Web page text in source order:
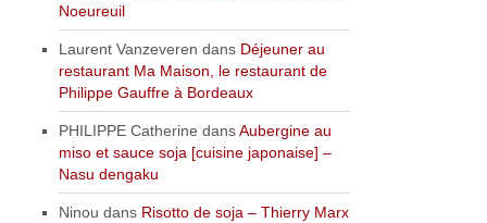
Noeureuil
Laurent Vanzeveren dans Déjeuner au
restaurant Ma Maison, le restaurant de
Philippe Gauffre à Bordeaux
PHILIPPE Catherine dansAubergine au
miso et sauce soja [cuisine japonaise] –
Nasu dengaku
Ninou dans Risotto de soja – Thierry Marx